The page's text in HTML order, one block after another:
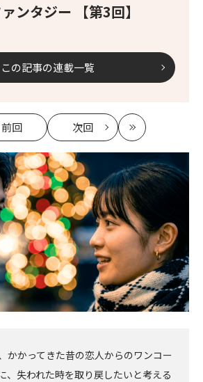
ンタジー 【第3回】
この記事の連載一覧
前回
記
事
へ
次回
記
へ
最
新
かかってきた昔の恋人からのワンコー
、失われた時を取り戻したいと考える